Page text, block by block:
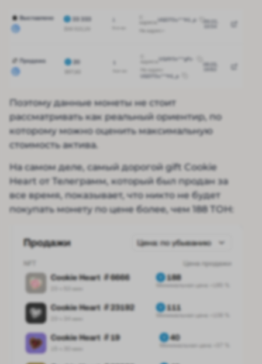
Поэтому данные монеты не стоит
рассматривать как реальный ориентир, по
которому можно оценить максимальную
стоимость актива.
На самом деле, самый дорогой gift Cookie
Heart от Телеграмм, который был продан за
все время, показывает, что никто не будет
покупать монету по цене более, чем 188 ТОН: